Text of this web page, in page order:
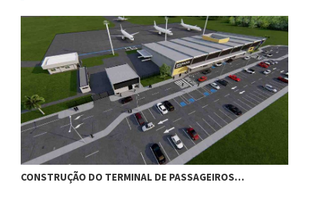
CONSTRUÇÃO DO TERMINAL DE PASSAGEIROS…